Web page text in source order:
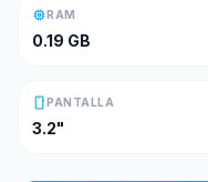
memoryRAM
0.19 GB
smartphonePANTALLA
3.2"